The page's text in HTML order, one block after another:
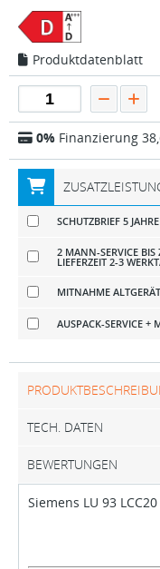
Produktdatenblatt
0% Finanzierung
SCHUTZBRIEF 5
2 MANN-SERVICE BIS
LIEFERZEIT 2-3
MITNAHME ALTGERÄT
AUSPACK-SERVICE +
TECH. DATEN
BEWERTUNGEN
Siemens LU 93